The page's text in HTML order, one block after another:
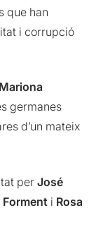
que han
i corrupció
germanes
d’un mateix
perJosé
Forment i Rosa